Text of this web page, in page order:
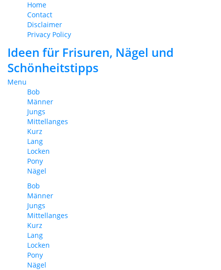
Home
Contact
Disclaimer
Privacy Policy
Ideen für Frisuren, Nägel und
Schönheitstipps
Menu
Bob
Männer
Jungs
Mittellanges
Kurz
Lang
Locken
Pony
Nägel
Bob
Männer
Jungs
Mittellanges
Kurz
Lang
Locken
Pony
Nägel